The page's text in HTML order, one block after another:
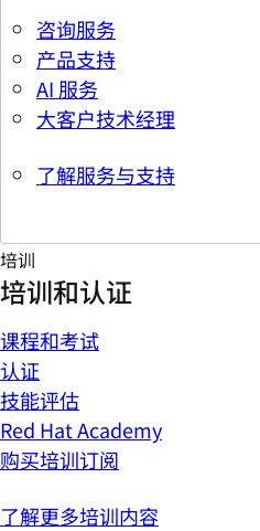
咨询服务
产品支持
AI 服务
大客户技术经理
了解服务与支持
培训
培训和认证
课程和考试
认证
技能评估
Red Hat Academy
购买培训订阅
了解更多培训内容